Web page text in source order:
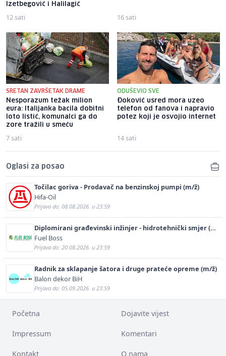
Izetbegović i Halilagić
12 sati 16 sati
SRETAN ZAVRŠETAK DRAME
Nesporazum težak milion
eura: Italijanka bacila dobitni
loto listić, komunalci ga do
zore tražili u smeću
7 sati
ODUŠEVIO SVE
Đoković usred mora uzeo
telefon od fanova i napravio
potez koji je osvojio internet
14 sati
Oglasi za posao
Točilac goriva - Prodavač na benzinskoj pumpi (m/ž)
Hifa-Oil
Prijava do: 08.08.2026. u 23:59
Diplomirani građevinski inžinjer - hidrotehnički smjer (m/
ž)
Fuel Boss
Prijava do: 20.08.2026. u 23:59
Radnik za sklapanje šatora i druge prateće opreme (m/ž)
Balon dekor BiH
Prijava do: 05.09.2026. u 23:59
Početna Dojavite vijest
Impressum Komentari
Kontakt O nama